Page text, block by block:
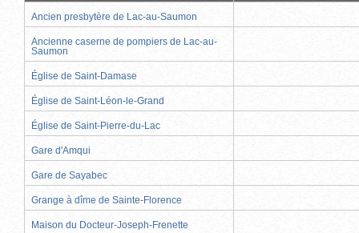
Ancien presbytère de Lac-au-Saumon
Ancienne caserne de pompiers de Lac-au-
Saumon
Église de Saint-Damase
Église de Saint-Léon-le-Grand
Église de Saint-Pierre-du-Lac
Gare d'Amqui
Gare de Sayabec
Grange à dîme de Sainte-Florence
Maison du Docteur-Joseph-Frenette